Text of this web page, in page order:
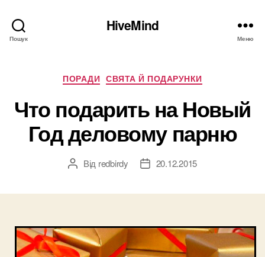
Пошук
HiveMind
Меню
Категорії
ПОРАДИ СВЯТА Й ПОДАРУНКИ
Что подарить на Новый
Год деловому парню
Автор
Від redbirdy
Дата20.12.2015